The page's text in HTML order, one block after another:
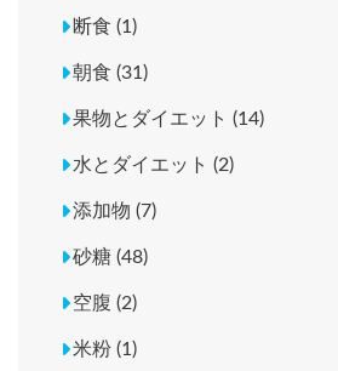
断食 (1)
朝食 (31)
果物とダイエット (14)
水とダイエット (2)
添加物 (7)
砂糖 (48)
空腹 (2)
米粉 (1)